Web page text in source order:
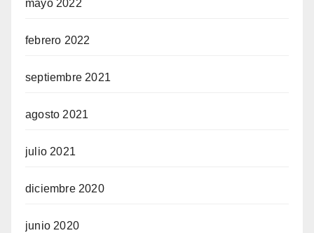
mayo 2022
febrero 2022
septiembre 2021
agosto 2021
julio 2021
diciembre 2020
junio 2020